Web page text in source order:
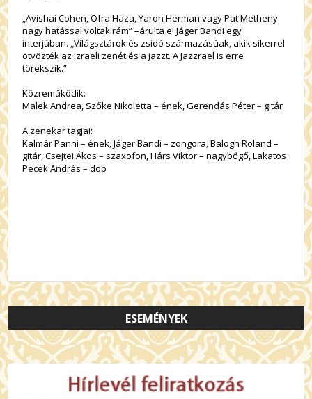
„Avishai Cohen, Ofra Haza, Yaron Herman vagy Pat Metheny
nagy hatással voltak rám” –árulta el Jáger Bandi egy
interjúban. „Világsztárok és zsidó származásúak, akik sikerrel
ötvözték az izraeli zenét és a jazzt. A Jazzrael is erre
törekszik.”
Közreműködik:
Malek Andrea, Szőke Nikoletta – ének, Gerendás Péter – gitár
A zenekar tagjai:
Kalmár Panni – ének, Jáger Bandi – zongora, Balogh Roland –
gitár, Csejtei Ákos – szaxofon, Hárs Viktor – nagybőgő, Lakatos
Pecek András – dob
ESEMÉNYEK